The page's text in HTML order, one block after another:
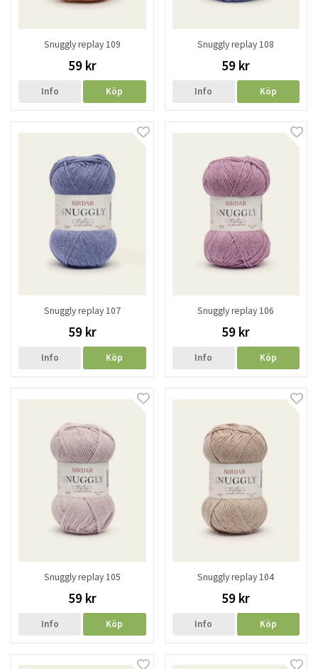
Snuggly replay 109
59 kr
Info Köp
Snuggly replay 108
59 kr
Info Köp
Snuggly replay 107
59 kr
Info Köp
Snuggly replay 106
59 kr
Info Köp
Snuggly replay 105
59 kr
Info Köp
Snuggly replay 104
59 kr
Info Köp